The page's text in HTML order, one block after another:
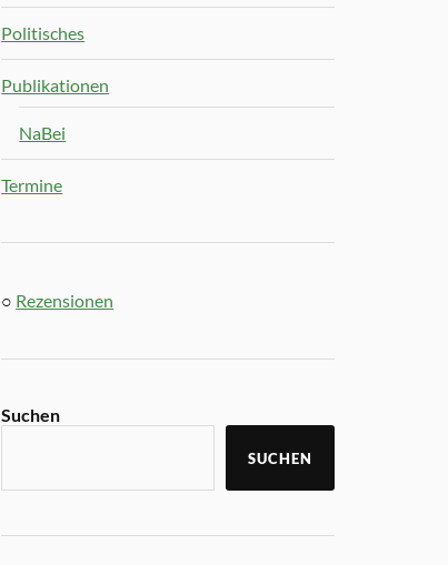
Politisches
Publikationen
NaBei
Termine
○ Rezensionen
Suchen
SUCHEN